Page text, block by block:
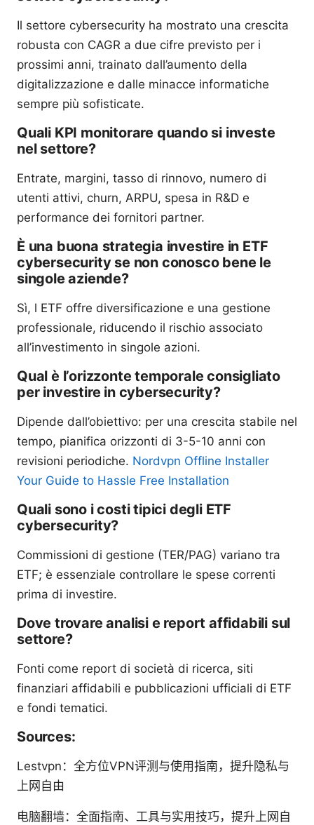
Il settore cybersecurity ha mostrato una crescita
robusta con CAGR a due cifre previsto per i
prossimi anni, trainato dall’aumento della
digitalizzazione e dalle minacce informatiche
sempre più sofisticate.
Quali KPI monitorare quando si investe
nel settore?
Entrate, margini, tasso di rinnovo, numero di
utenti attivi, churn, ARPU, spesa in R&D e
performance dei fornitori partner.
È una buona strategia investire in ETF
cybersecurity se non conosco bene le
singole aziende?
Sì, l ETF offre diversificazione e una gestione
professionale, riducendo il rischio associato
all’investimento in singole azioni.
Qual è l’orizzonte temporale consigliato
per investire in cybersecurity?
Dipende dall’obiettivo: per una crescita stabile nel
tempo, pianifica orizzonti di 3-5-10 anni con
revisioni periodiche. Nordvpn Offline Installer
Your Guide to Hassle Free Installation
Quali sono i costi tipici degli ETF
cybersecurity?
Commissioni di gestione (TER/PAG) variano tra
ETF; è essenziale controllare le spese correnti
prima di investire.
Dove trovare analisi e report affidabili sul
settore?
Fonti come report di società di ricerca, siti
finanziari affidabili e pubblicazioni ufficiali di ETF
e fondi tematici.
Sources:
Lestvpn：全方位VPN评测与使用指南，提升隐私与
上网自由
电脑翻墙：全面指南、工具与实用技巧，提升上网自